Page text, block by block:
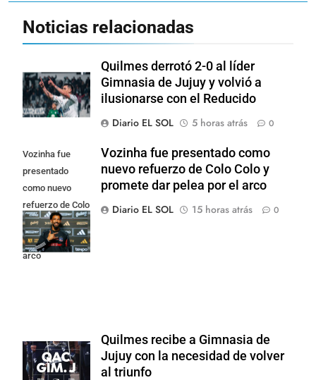
Noticias relacionadas
Quilmes derrotó 2-0 al líder
Gimnasia de Jujuy y volvió a
ilusionarse con el Reducido
Diario EL SOL
5 horas atrás 0
Vozinha fue
presentado
como nuevo
refuerzo de Colo
Colo y promete
dar pelea por el
arco
Vozinha fue presentado como
nuevo refuerzo de Colo Colo y
promete dar pelea por el arco
Diario EL SOL
15 horas atrás 0
Quilmes recibe a Gimnasia de
Jujuy con la necesidad de volver
al triunfo